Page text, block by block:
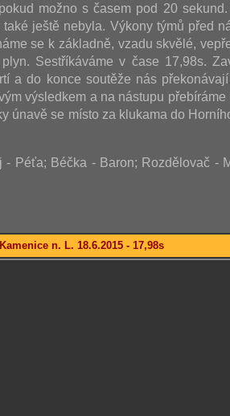
možno s časem pod 20
ještě nebyla. Výkony týmů před
se k základně, vzadu skvělé,
Sestříkáváme v čase 17,98s.
a do konce soutěže nás
výsledkem a na nástupu přebíráme
únavě se místo za klukama do
Péťa; Béčka - Baron; Rozdělovač -
n. L. 18.6.2015 - 17,98s